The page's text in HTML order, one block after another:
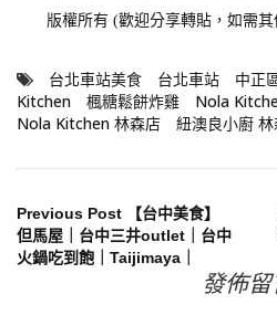
版權所有 (歡迎分享轉貼，如需
台北車站美食 台北車站 中正
Kitchen
楓糖鬆餅炸雞 Nola
Nola Kitchen 林森店
紐澳良小廚
文
章
Previous Post 【台中美食】
但馬屋｜台中三井outlet｜台中
火鍋吃到飽｜Taijimaya｜
發佈